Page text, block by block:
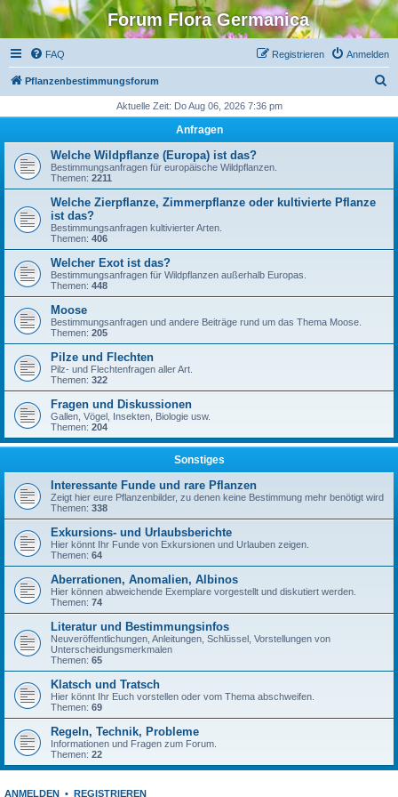
Forum Flora Germanica
FAQ Anmelden
Registrieren
Pflanzenbestimmungsforum
h
Aktuelle Zeit: Do Aug 06, 2026 7:36 pm
Anfragen
Welche Wildpflanze (Europa) ist das?
Bestimmungsanfragen für europäische Wildpflanzen.
Themen: 2211
Welche Zierpflanze, Zimmerpflanze oder kultivierte Pflanze
ist das?
Bestimmungsanfragen kultivierter Arten.
Themen: 406
Welcher Exot ist das?
Bestimmungsanfragen für Wildpflanzen außerhalb Europas.
Themen: 448
Moose
Bestimmungsanfragen und andere Beiträge rund um das Thema Moose.
Themen: 205
Pilze und Flechten
Pilz- und Flechtenfragen aller Art.
Themen: 322
Fragen und Diskussionen
Gallen, Vögel, Insekten, Biologie usw.
Themen: 204
Sonstiges
Interessante Funde und rare Pflanzen
Zeigt hier eure Pflanzenbilder, zu denen keine Bestimmung mehr benötigt wird
Themen: 338
Exkursions- und Urlaubsberichte
Hier könnt Ihr Funde von Exkursionen und Urlauben zeigen.
Themen: 64
Aberrationen, Anomalien, Albinos
Hier können abweichende Exemplare vorgestellt und diskutiert werden.
Themen: 74
Literatur und Bestimmungsinfos
Neuveröffentlichungen, Anleitungen, Schlüssel, Vorstellungen von
Unterscheidungsmerkmalen
Themen: 65
Klatsch und Tratsch
Hier könnt Ihr Euch vorstellen oder vom Thema abschweifen.
Themen: 69
Regeln, Technik, Probleme
Informationen und Fragen zum Forum.
Themen: 22
ANMELDEN • REGISTRIEREN